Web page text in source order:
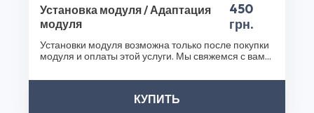
Установка модуля / Адаптация
модуля
450
грн.
Установки модуля возможна только после покупки
модуля и оплаты этой услуги. Мы свяжемся с вами
КУПИТЬ